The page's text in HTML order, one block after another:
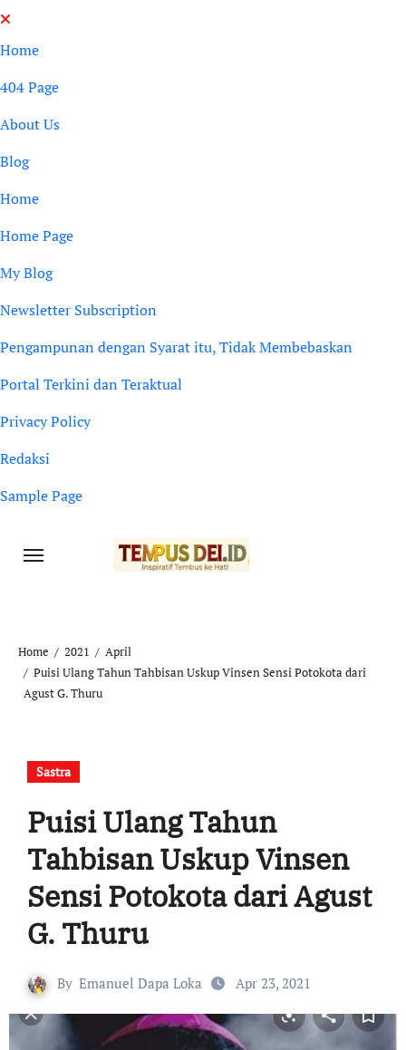
Skip
to
Home
404 Page
About Us
Blog
Home
Home Page
My Blog
Newsletter Subscription
Pengampunan dengan Syarat itu, Tidak Membebaskan
Portal Terkini dan Teraktual
Privacy Policy
Redaksi
Sample Page
Home 2021
April
Puisi Ulang Tahun Tahbisan Uskup Vinsen Sensi Potokota dari
Agust G. Thuru
Sastra
Puisi Ulang Tahun
Tahbisan Uskup Vinsen
Sensi Potokota dari Agust
G. Thuru
By Emanuel Dapa Loka Apr 23, 2021